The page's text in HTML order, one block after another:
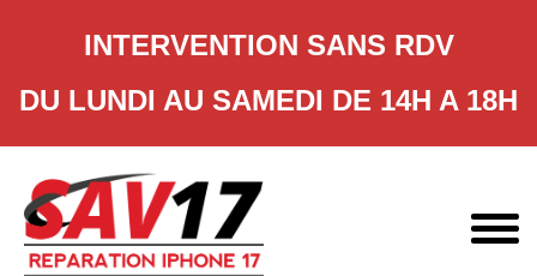
INTERVENTION SANS RDV
DU LUNDI AU SAMEDI DE 14H A 18H
content